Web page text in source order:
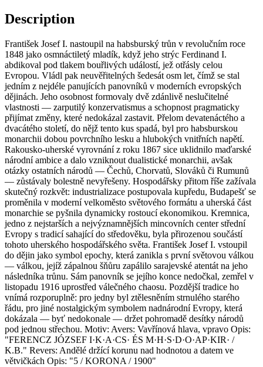
Description
František Josef I. nastoupil na habsburský trůn v revolučním roce
1848 jako osmnáctiletý mladík, když jeho strýc Ferdinand I.
abdikoval pod tlakem bouřlivých událostí, jež otřásly celou
Evropou. Vládl pak neuvěřitelných šedesát osm let, čímž se stal
jedním z nejdéle panujících panovníků v moderních evropských
dějinách. Jeho osobnost formovaly dvě zdánlivě neslučitelné
vlastnosti — zarputilý konzervatismus a schopnost pragmaticky
přijímat změny, které nedokázal zastavit. Přelom devatenáctého a
dvacátého století, do nějž tento kus spadá, byl pro habsburskou
monarchii dobou povrchního lesku a hlubokých vnitřních napětí.
Rakousko-uherské vyrovnání z roku 1867 sice uklidnilo maďarské
národní ambice a dalo vzniknout dualistické monarchii, avšak
otázky ostatních národů — Čechů, Chorvatů, Slováků či Rumunů
— zůstávaly bolestně nevyřešeny. Hospodářsky přitom říše zažívala
skutečný rozkvět: industrializace postupovala kupředu, Budapešť se
proměnila v moderní velkoměsto světového formátu a uherská část
monarchie se pyšnila dynamicky rostoucí ekonomikou. Kremnica,
jedno z nejstarších a nejvýznamnějších mincovních center střední
Evropy s tradicí sahající do středověku, byla přirozenou součástí
tohoto uherského hospodářského světa. František Josef I. vstoupil
do dějin jako symbol epochy, která zanikla s první světovou válkou
— válkou, jejíž zápalnou šňůru zapálilo sarajevské atentát na jeho
následníka trůnu. Sám panovník se jejího konce nedočkal, zemřel v
listopadu 1916 uprostřed válečného chaosu. Pozdější tradice ho
vnímá rozporuplně: pro jedny byl ztělesněním strnulého starého
řádu, pro jiné nostalgickým symbolem nadnárodní Evropy, která
dokázala — byť nedokonale — držet pohromadě desítky národů
pod jednou střechou. Motiv: Avers: Vavřínová hlava, vpravo Opis:
"FERENCZ JÓZSEF I·K·A·CS· ÉS M·H·S·D·O·AP·KIR· /
K.B." Revers: Andělé držící korunu nad hodnotou a datem ve
větvičkách Opis: "5 / KORONA / 1900"